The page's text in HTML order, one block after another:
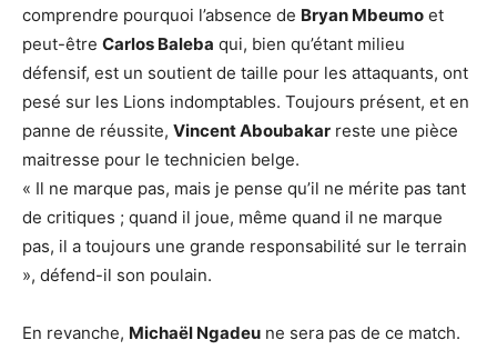
comprendre pourquoi l’absence de Bryan Mbeumo et
peut-être Carlos Baleba qui, bien qu’étant milieu
défensif, est un soutient de taille pour les attaquants, ont
pesé sur les Lions indomptables. Toujours présent, et en
panne de réussite, Vincent Aboubakar reste une pièce
maitresse pour le technicien belge.
« Il ne marque pas, mais je pense qu’il ne mérite pas tant
de critiques ; quand il joue, même quand il ne marque
pas, il a toujours une grande responsabilité sur le terrain
», défend-il son poulain.
En revanche, Michaël Ngadeu ne sera pas de ce match.